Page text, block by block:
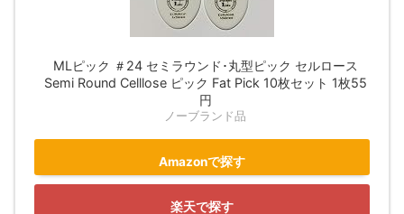
MLピック ＃24 セミラウンド･丸型ピック セルロース
Semi Round Celllose ピック Fat Pick 10枚セット 1枚55
円
ノーブランド品
Amazonで探す
楽天で探す